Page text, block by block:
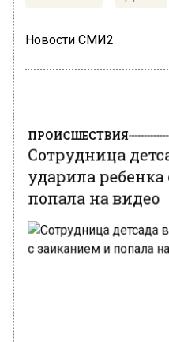
Новости СМИ2
Сотрудница
ударила ребенка
попала на видео